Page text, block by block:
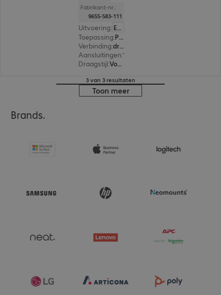
Fabrikant-nr.:
9655-583-111
Uitvoering: Europa
Toepassing: PC, Bureautelefoon, Notebook, Smartphone
Verbinding:
draadloos
Aansluitingen:
Draagstijl: Voor één oor
3 van 3 resultaten
Toon meer
Brands.